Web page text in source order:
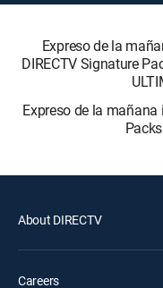
Expreso de la
DIRECTV Signature
Expreso de la
About DIRECTV
Careers